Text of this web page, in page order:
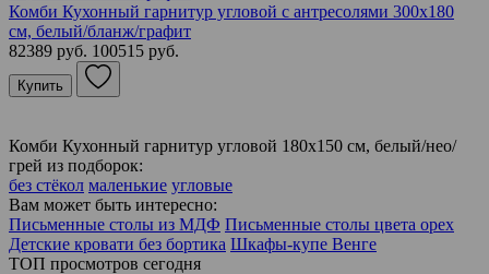
Комби Кухонный гарнитур угловой с антресолями 300х180
см, белый/бланж/графит
82389 руб. 100515 руб.
Купить
Комби Кухонный гарнитур угловой 180х150 см, белый/нео/
грей из подборок:
без стёкол маленькие угловые
Вам может быть интересно:
Письменные столы из МДФ Письменные столы цвета орех
Детские кровати без бортика Шкафы-купе Венге
ТОП просмотров сегодня